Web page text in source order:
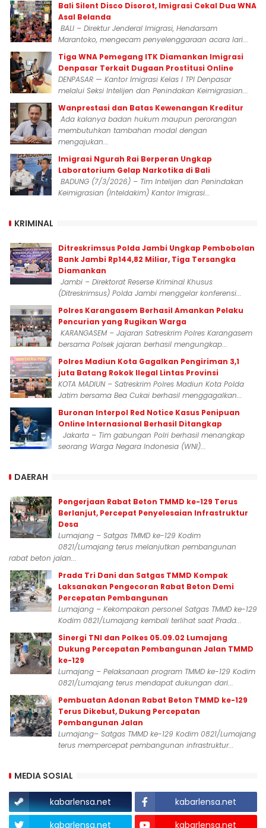
Bali Silent Disco Disorot, Imigrasi Cekal Dua WNA
Asal Belanda
BALI – Direktur Jenderal Imigrasi, Hendarsam
Marantoko, mengecam penyelenggaraan acara lari...
Tiga WNA Pemegang ITK Diamankan Imigrasi
Denpasar Terkait Dugaan Prostitusi Online
DENPASAR — Kantor Imigrasi Kelas I TPI Denpasar
melalui Seksi Intelijen dan Penindakan Keimigrasian...
Wanprestasi dan Batas Kewenangan Kreditur
Ada kalanya badan hukum maupun perorangan
membutuhkan tambahan modal dengan
mengajukan...
Imigrasi Ngurah Rai Berperan Ungkap
Laboratorium Gelap Narkotika di Bali
BADUNG (7/3/2026) – Tim Intelijen dan Penindakan
Keimigrasian (Inteldakim) Kantor Imigrasi...
KRIMINAL
Ditreskrimsus Polda Jambi Ungkap Pembobolan
Bank Jambi Rp144,82 Miliar, Tiga Tersangka
Diamankan
Jambi – Direktorat Reserse Kriminal Khusus
(Ditreskrimsus) Polda Jambi menggelar konferensi...
Polres Karangasem Berhasil Amankan Pelaku
Pencurian yang Rugikan Warga
KARANGASEM – Jajaran Satreskrim Polres Karangasem
bersama Polsek jajaran berhasil mengungkap...
Polres Madiun Kota Gagalkan Pengiriman 3,1
juta Batang Rokok Ilegal Lintas Provinsi
KOTA MADIUN – Satreskrim Polres Madiun Kota Polda
Jatim bersama Bea Cukai berhasil menggagalkan...
Buronan Interpol Red Notice Kasus Penipuan
Online Internasional Berhasil Ditangkap
Jakarta – Tim gabungan Polri berhasil menangkap
seorang Warga Negara Indonesia (WNI)...
DAERAH
Pengerjaan Rabat Beton TMMD ke-129 Terus
Berlanjut, Percepat Penyelesaian Infrastruktur
Desa
Lumajang – Satgas TMMD ke-129 Kodim
0821/Lumajang terus melanjutkan pembangunan
rabat beton jalan...
Prada Tri Dani dan Satgas TMMD Kompak
Laksanakan Pengecoran Rabat Beton Demi
Percepatan Pembangunan
Lumajang – Kekompakan personel Satgas TMMD ke-129
Kodim 0821/Lumajang kembali terlihat saat Prada...
Sinergi TNI dan Polkes 05.09.02 Lumajang
Dukung Percepatan Pembangunan Jalan TMMD
ke-129
Lumajang – Pelaksanaan program TMMD ke-129 Kodim
0821/Lumajang terus mendapat dukungan dari...
Pembuatan Adonan Rabat Beton TMMD ke-129
Terus Dikebut, Dukung Percepatan
Pembangunan Jalan
Lumajang– Satgas TMMD ke-129 Kodim 0821/Lumajang
terus mempercepat pembangunan infrastruktur...
MEDIA SOSIAL
kabarlensa.net
kabarlensa.net
kabarlensa.net
kabarlensa.net